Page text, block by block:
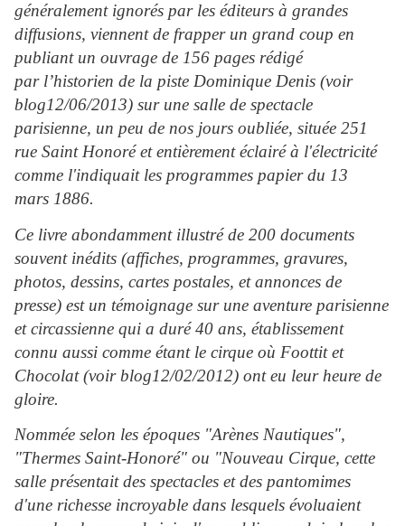
généralement ignorés par les éditeurs à grandes
diffusions, viennent de frapper un grand coup en
publiant un ouvrage de 156 pages rédigé
par l’historien de la piste Dominique Denis (voir
blog12/06/2013) sur une salle de spectacle
parisienne, un peu de nos jours oubliée, située 251
rue Saint Honoré et entièrement éclairé à l'électricité
comme l'indiquait les programmes papier du 13
mars 1886.
Ce livre abondamment illustré de 200 documents
souvent inédits (affiches, programmes, gravures,
photos, dessins, cartes postales, et annonces de
presse) est un témoignage sur une aventure parisienne
et circassienne qui a duré 40 ans, établissement
connu aussi comme étant le cirque où Foottit et
Chocolat (voir blog12/02/2012) ont eu leur heure de
gloire.
Nommée selon les époques "Arènes Nautiques",
"Thermes Saint-Honoré" ou "Nouveau Cirque, cette
salle présentait des spectacles et des pantomimes
d'une richesse incroyable dans lesquels évoluaient